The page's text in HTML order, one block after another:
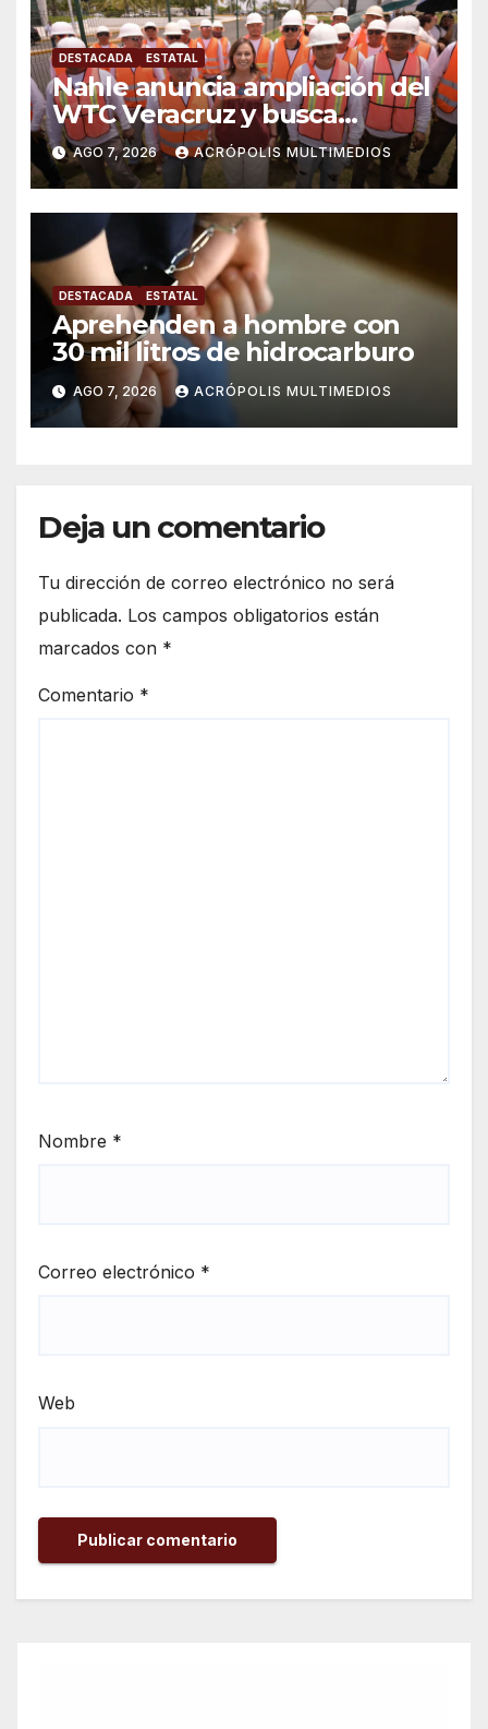
DESTACADA ESTATAL
Nahle anuncia ampliación del
WTC Veracruz y busca
solución para ingenio en crisis
AGO 7, 2026 ACRÓPOLIS MULTIMEDIOS
DESTACADA ESTATAL
Aprehenden a hombre con
30 mil litros de hidrocarburo
AGO 7, 2026 ACRÓPOLIS MULTIMEDIOS
Deja un comentario
Tu dirección de correo electrónico no será
publicada. Los campos obligatorios están
marcados con *
Comentario *
Nombre *
Correo electrónico *
Web